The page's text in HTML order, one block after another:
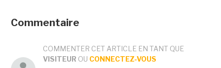
Commentaire
COMMENTER CET ARTICLE EN TANT QUE
VISITEUR OU CONNECTEZ-VOUS